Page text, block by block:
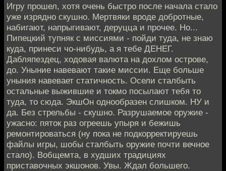
Игру прошел, хотя очень быстро после начала стало
уже изрядно скушно. Мертвяки вроде добротные,
набигают, напрыгивают, деруцца и прочее. Но...
Пипецкий тупняк с миссиями - пойди туда, не знаю
куда, принеси чо-нибудь, а я тебе ДЕНЕГ.
Дабляпездец, ходовая валюта на дохлом острове,
до. Уныние навевают такие миссии. Еще больше
уныния навевает статичность. Осели сталбыть
остальные выжившие и токмо посылают тебя то
туда, то сюда. ЭкшОн однообразен слишком. НУ и
да. Без стрельбы - скушно. Разрушаемое оружие -
ужасно: пяток раз огреешь упыря и бежишь
ремонтироваться (ну пока не подкорректируешь
файлы игры, шобы сталбыть оружие почти вечное
стало). Вобщемта, в худших традициях
приставочных экшонов. Увы. Ждал большего.